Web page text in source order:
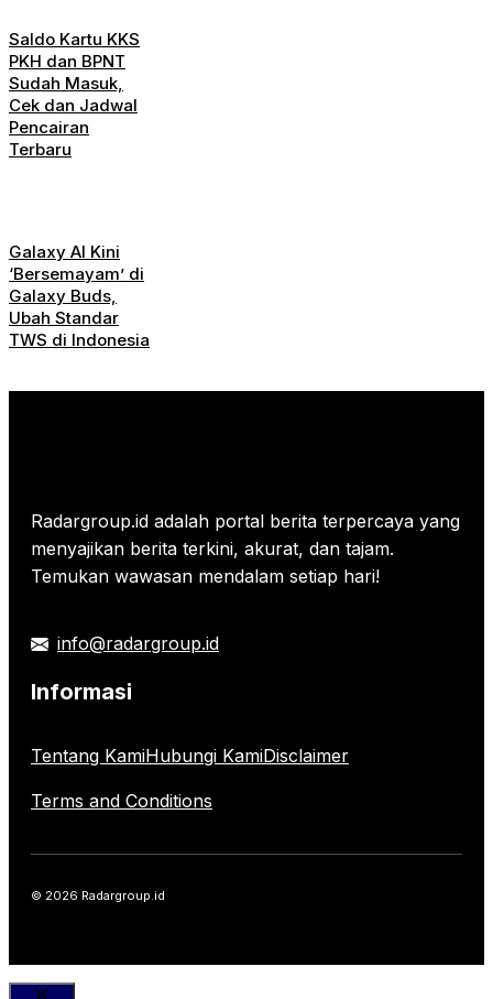
Saldo Kartu KKS
PKH dan BPNT
Sudah Masuk,
Cek dan Jadwal
Pencairan
Terbaru
Galaxy AI Kini
‘Bersemayam’ di
Galaxy Buds,
Ubah Standar
TWS di Indonesia
Radargroup.id adalah portal berita terpercaya yang
menyajikan berita terkini, akurat, dan tajam.
Temukan wawasan mendalam setiap hari!
info@radargroup.id
Informasi
Tentang KamiHubungi KamiDisclaimer
Terms and Conditions
© 2026 Radargroup.id